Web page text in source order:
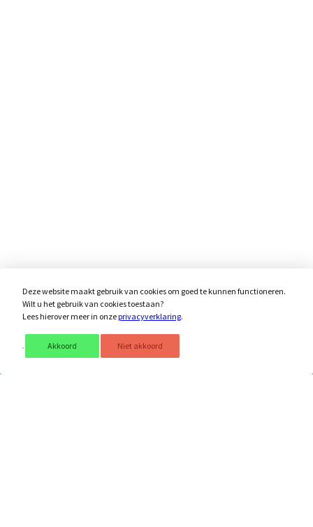
Schrijf je in voor onze nieuwsbrief!
Deze website maakt gebruik van cookies om goed te kunnen functioneren.
Wilt u het gebruik van cookies toestaan?
Lees hierover meer in onzeprivacyverklaring.
Akkoord Niet akkoord